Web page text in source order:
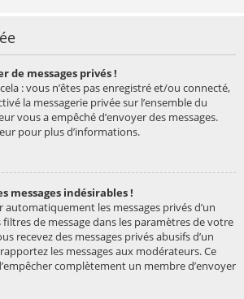
de messages privés !
: vous n’êtes pas enregistré et/ou connecté,
la messagerie privée sur l’ensemble du
vous a empêché d’envoyer des messages.
pour plus d’informations.
messages indésirables !
les messages privés d’un
de message dans les paramètres de votre
recevez des messages privés abusifs d’un
les messages aux modérateurs. Ce
complètement un membre d’envoyer